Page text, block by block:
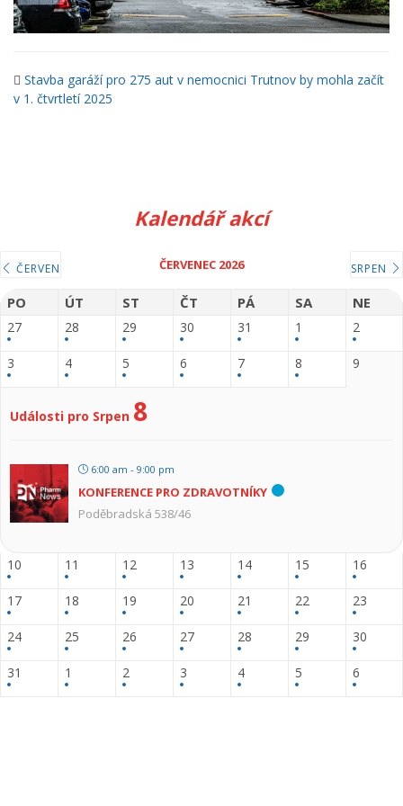
Stavba garáží pro 275 aut v nemocnici Trutnov by mohla začít
v 1. čtvrtletí 2025
Kalendář akcí
ČERVEN ČERVENEC 2026 SRPEN
PO ÚT ST ČT PÁ SA NE
27 28 29 30 31 1 2
3 4 5 6 7 8 9
Události pro Srpen 8
6:00 am - 9:00 pm
KONFERENCE PRO ZDRAVOTNÍKY
Poděbradská 538/46
10 11 12 13 14 15 16
17 18 19 20 21 22 23
24 25 26 27 28 29 30
31 1 2 3 4 5 6